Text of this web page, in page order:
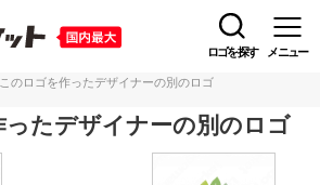
ロゴを探す メニュー
このロゴを作ったデザイナーの別のロゴ
たデザイナーの別のロゴ